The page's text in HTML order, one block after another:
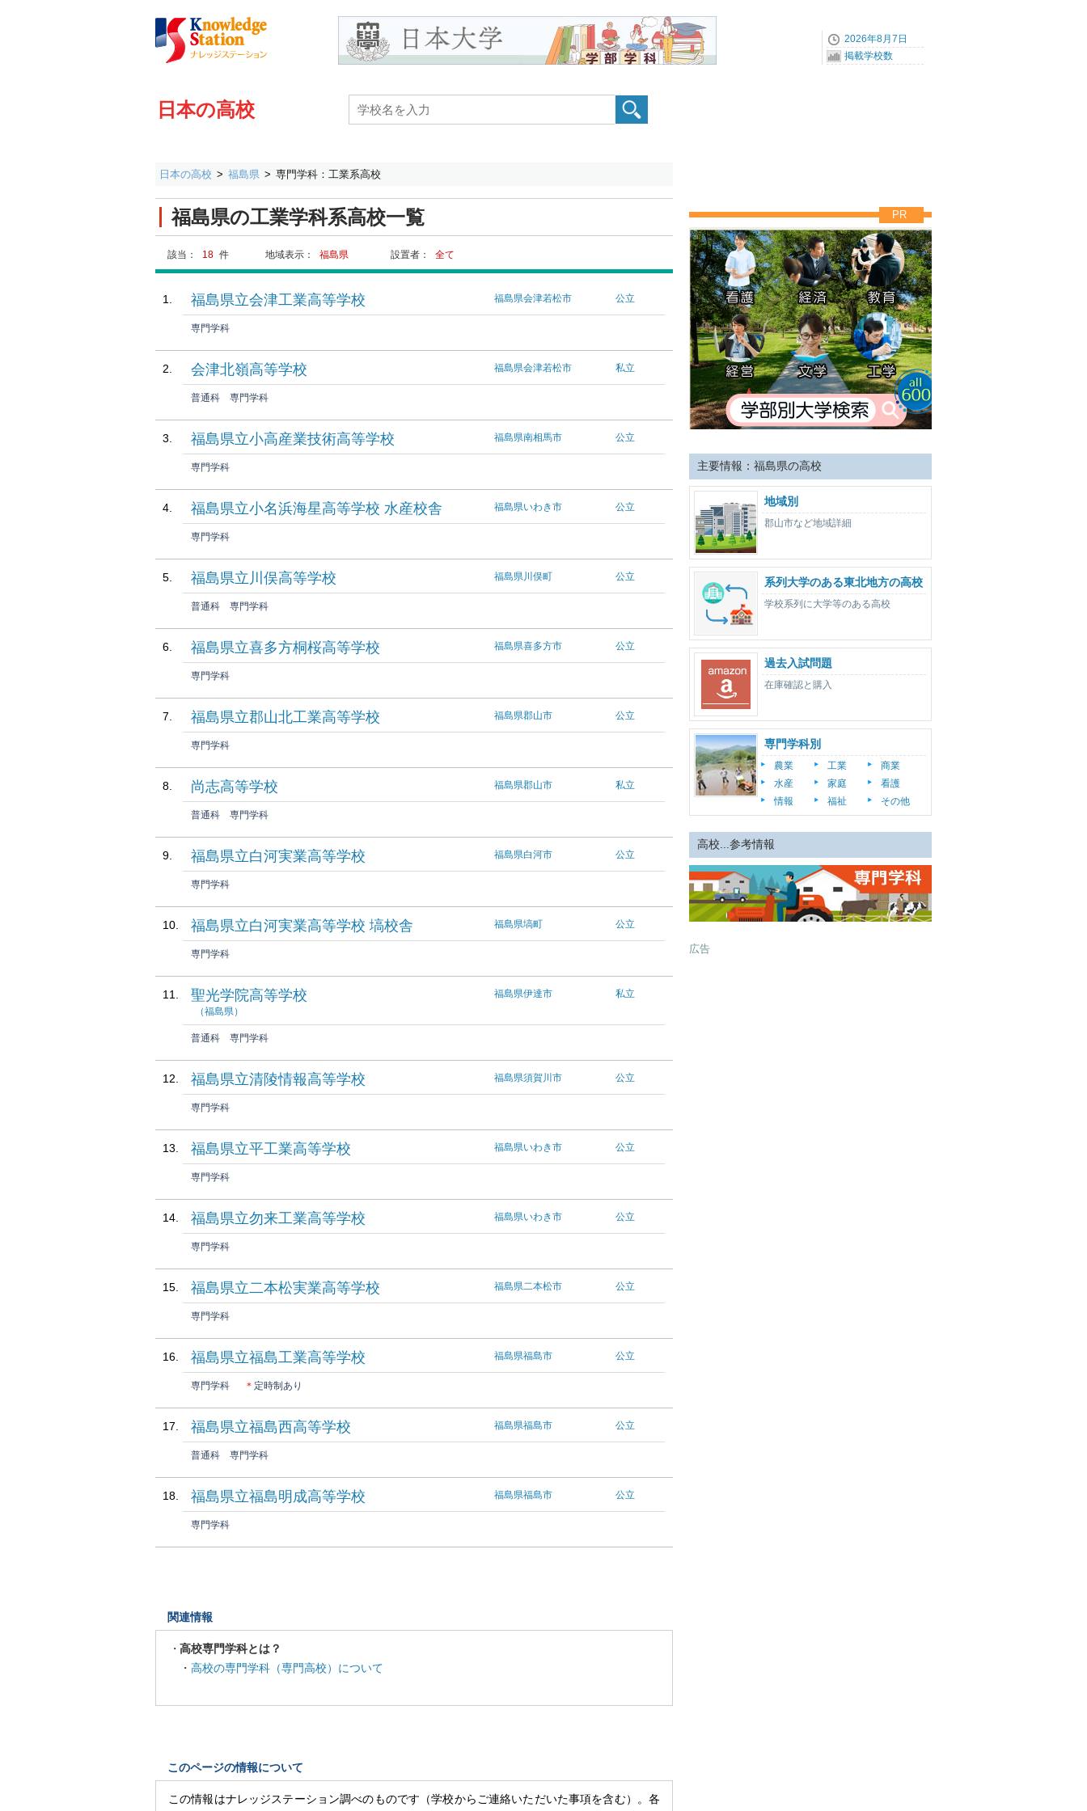
2026年8月7日
掲載学校数
日本の高校
日本の高校 福島県 専門学科：工業系高校
福島県の工業学科系高校一覧
該当： 18 件 地域表示： 福島県 設置者： 全て
福島県立会津工業高等学校 福島県会津若松市 公立
専門学科
会津北嶺高等学校 福島県会津若松市 私立
普通科 専門学科
福島県立小高産業技術高等学校 福島県南相馬市 公立
専門学科
福島県立小名浜海星高等学校 水産校舎 福島県いわき市 公立
専門学科
福島県立川俣高等学校 福島県川俣町 公立
普通科 専門学科
福島県立喜多方桐桜高等学校 福島県喜多方市 公立
専門学科
福島県立郡山北工業高等学校 福島県郡山市 公立
専門学科
尚志高等学校 福島県郡山市 私立
普通科 専門学科
福島県立白河実業高等学校 福島県白河市 公立
専門学科
福島県立白河実業高等学校 塙校舎 福島県塙町 公立
専門学科
聖光学院高等学校
（福島県）
福島県伊達市 私立
普通科 専門学科
福島県立清陵情報高等学校 福島県須賀川市 公立
専門学科
福島県立平工業高等学校 福島県いわき市 公立
専門学科
福島県立勿来工業高等学校 福島県いわき市 公立
専門学科
福島県立二本松実業高等学校 福島県二本松市 公立
専門学科
福島県立福島工業高等学校 福島県福島市 公立
専門学科 ＊ 定時制あり
福島県立福島西高等学校 福島県福島市 公立
普通科 専門学科
福島県立福島明成高等学校 福島県福島市 公立
専門学科
関連情報
高校専門学科とは？
・ 高校の専門学科（専門高校）について
このページの情報について
この情報はナレッジステーション調べのものです（学校からご連絡いただいた事項を含む）。各
PR
主要情報：福島県の高校
地域別
郡山市など地域詳細
系列大学のある東北地方の高校
学校系列に大学等のある高校
過去入試問題
在庫確認と購入
専門学科別
農業 工業
商業
水産
家庭
看護
情報
福祉 その他
高校...参考情報
広告